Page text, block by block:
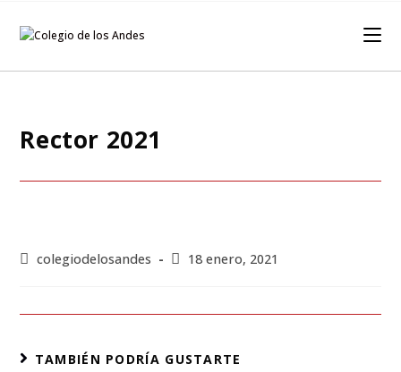
Rector 2021
colegiodelosandes 18 enero, 2021
TAMBIÉN PODRÍA GUSTARTE